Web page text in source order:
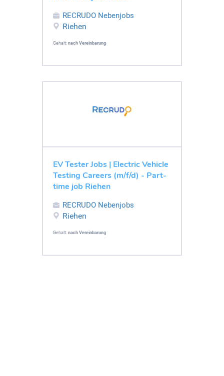
RECRUDO Nebenjobs
Riehen
Gehalt: nach Vereinbarung
EV Tester Jobs | Electric Vehicle
Testing Careers (m/f/d) - Part-
time job Riehen
RECRUDO Nebenjobs
Riehen
Gehalt: nach Vereinbarung